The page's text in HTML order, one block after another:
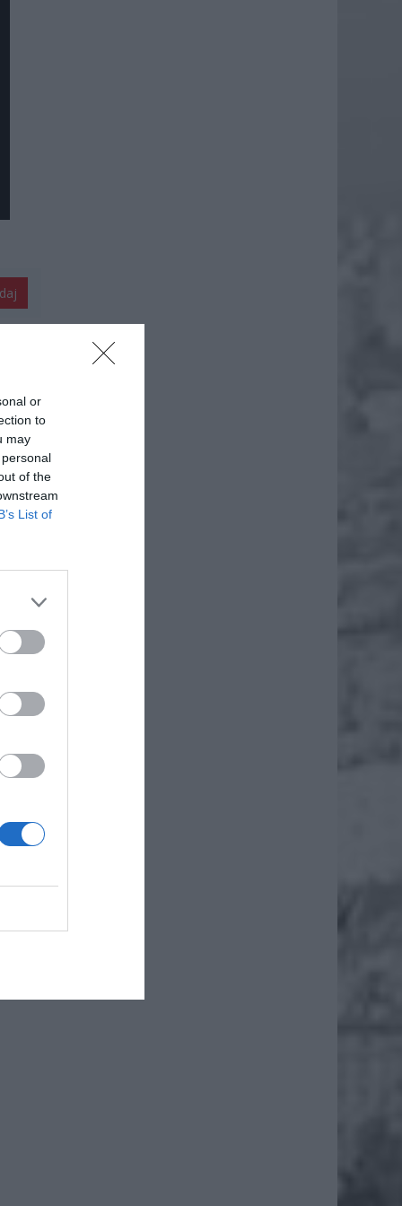
or
to
may
of the
List of
–
był
ze